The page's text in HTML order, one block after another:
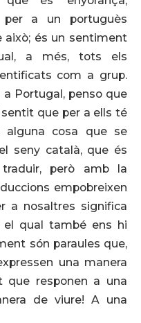
per a un portuguès
és un sentiment
a més, tots els
com a grup.
Portugal, penso que
que per a ells té
cosa que se
seny català, que és
però amb la
empobreixen
a nosaltres significa
el qual també ens hi
són paraules que,
una manera
responen a una
de viure! A una